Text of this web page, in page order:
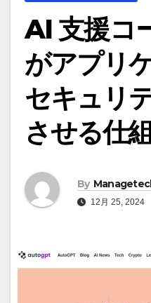
AI 支援コ
がアプリ
セキュリ
させる仕
By
12月 25, 2024